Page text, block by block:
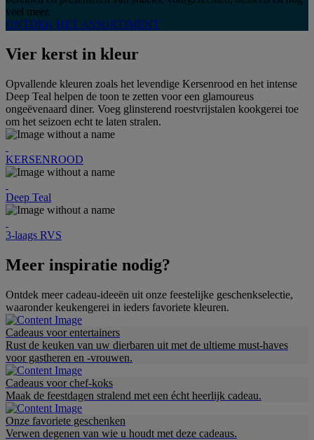
veel meer.
ONTDEK HET ASSORTIMENT
Vier kerst in kleur
Opvallende kleuren zoals het levendige Kersenrood en het intense
Deep Teal helpen de toon te zetten voor een glamoureus
ongeëvenaard diner. Voeg glinsterend roestvrijstalen kookgerei toe
om het seizoen echt te laten stralen.
KERSENROOD
Deep Teal
3-laags RVS
Meer inspiratie nodig?
Ontdek meer cadeau-ideeën uit onze feestelijke geschenkselectie,
waaronder keukengerei in ieders favoriete kleuren.
Cadeaus voor entertainers
Rust de keuken van uw dierbaren uit met de ultieme must-haves
voor gastheren en -vrouwen.
Cadeaus voor chef-koks
Maak de feestdagen stralend met een écht heerlijk cadeau.
Onze favoriete geschenken
Verwen degenen van wie u houdt met deze cadeaus.